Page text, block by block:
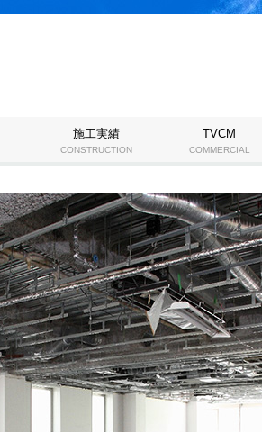
施工実績
CONSTRUCTION
TVCM
COMMERCIAL